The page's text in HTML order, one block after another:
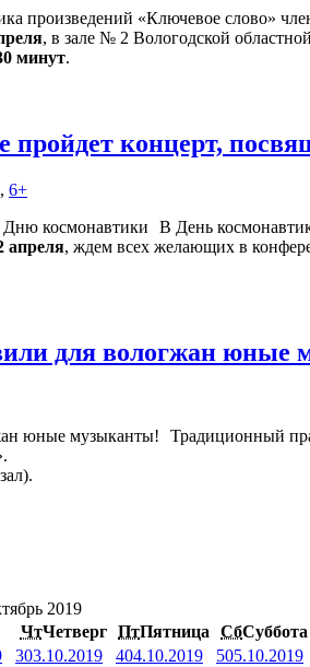
произведений «Ключевое слово»
, в зале № 2 Вологодской
минут.
пройдет концерт,
, 6+
В День
апреля, ждем всех желающих в
для вологжан юные
Традиционный
2019
ЧтЧетверг ПтПятница СбСуббота
303.10.2019 404.10.2019 505.10.2019